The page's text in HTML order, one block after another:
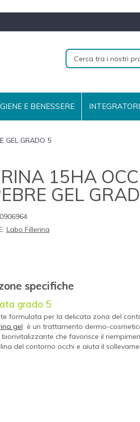
E BENESSERE INTEGRATORI
GEL GRADO 5
15HA
GEL
Labo Fillerina
specifiche
grado 5
formulata per la delicata zona del
gel è un trattamento dermo-
che favorisce il
del contorno occhi e aiuta il